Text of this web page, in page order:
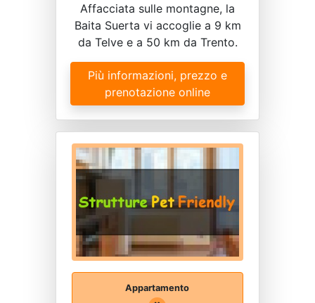
Affacciata sulle montagne, la
Baita Suerta vi accoglie a 9 km
da Telve e a 50 km da Trento.
Più informazioni, prezzo e
prenotazione online
Appartamento